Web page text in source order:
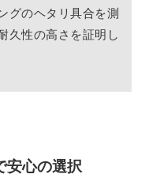
グのヘタリ具合を測
久性の高さを証明し
安心の選択